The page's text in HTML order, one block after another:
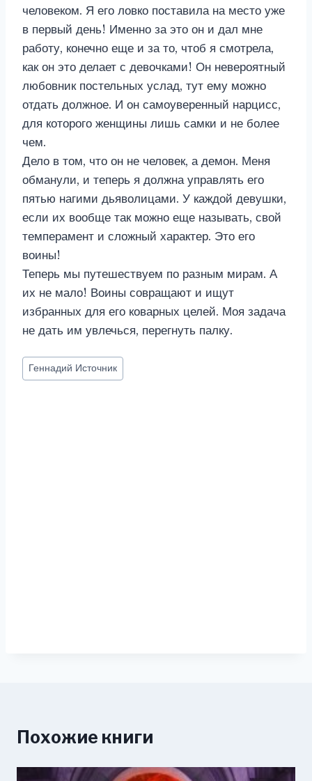
человеком. Я его ловко поставила на место уже
в первый день! Именно за это он и дал мне
работу, конечно еще и за то, чтоб я смотрела,
как он это делает с девочками! Он невероятный
любовник постельных услад, тут ему можно
отдать должное. И он самоуверенный нарцисс,
для которого женщины лишь самки и не более
чем.
Дело в том, что он не человек, а демон. Меня
обманули, и теперь я должна управлять его
пятью нагими дьяволицами. У каждой девушки,
если их вообще так можно еще называть, свой
темперамент и сложный характер. Это его
воины!
Теперь мы путешествуем по разным мирам. А
их не мало! Воины совращают и ищут
избранных для его коварных целей. Моя задача
не дать им увлечься, перегнуть палку.
Метки
записи:
Геннадий Источник
Похожие книги